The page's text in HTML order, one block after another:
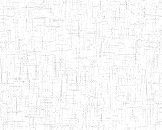
Page 13 sur 13 Total: 307
Préc. 4 5 6 7 8
9
01/08/1997 ENIEG Public